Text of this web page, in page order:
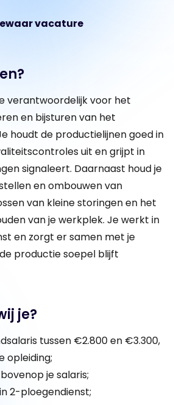
vacature
verantwoordelijk voor het
en bijsturen van het
houdt de productielijnen goed in
uit en grijpt in
signaleert. Daarnaast houd je
en ombouwen van
van kleine storingen en het
van je werkplek. Je werkt in
en zorgt er samen met je
productie soepel blijft
je?
tussen €2.800 en €3.300,
opleiding;
je salaris;
2-ploegendienst;